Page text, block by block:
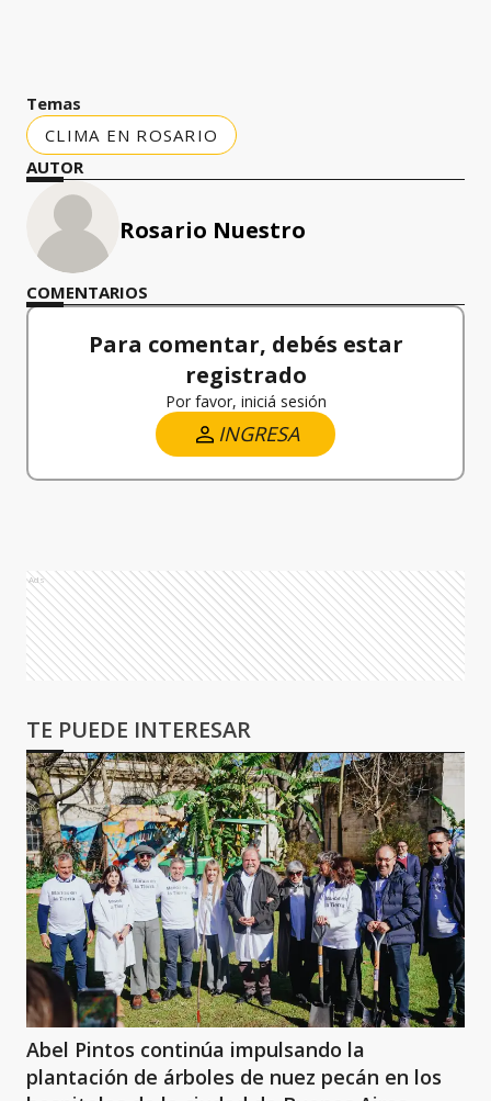
Temas
CLIMA EN ROSARIO
AUTOR
Rosario Nuestro
COMENTARIOS
Para comentar, debés estar
registrado
Por favor, iniciá sesión
INGRESA
Ads
TE PUEDE INTERESAR
Abel Pintos continúa impulsando la
plantación de árboles de nuez pecán en los